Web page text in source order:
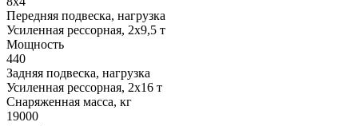
Передняя подвеска, нагрузка
Усиленная рессорная, 2x9,5 т
Мощность
440
Задняя подвеска, нагрузка
Усиленная рессорная, 2x16 т
Снаряженная масса, кг
19000